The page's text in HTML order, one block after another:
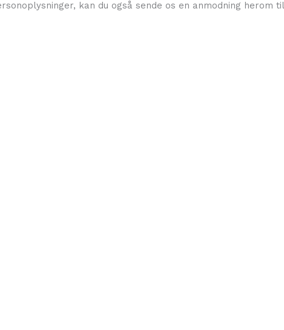
kan du også sende os en anmodning herom til